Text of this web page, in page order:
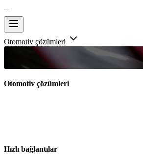
Otomotiv çözümleri
Otomotiv çözümleri
Hızlı bağlantılar